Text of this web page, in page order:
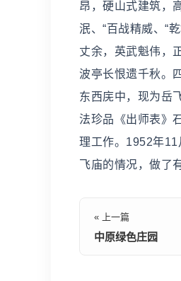
昂，硬山式建筑，
泯、“百战精威、“
丈余，英武魁伟，
波亭长恨遗千秋。
东西庑中，现为岳
法珍品《出师表》
理工作。1952年11
飞庙的情况，做了
« 上一篇
中原绿色庄园